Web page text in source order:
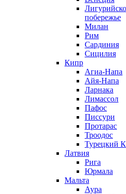
побережье
Милан
Рим
Сардиния
Сицилия
Кипр
Агиа-Напа
Айя-Напа
Ларнака
Лимассол
Пафос
Писсури
Протарас
Троодос
Турецкий
Латвия
Рига
Юрмала
Мальта
Аура